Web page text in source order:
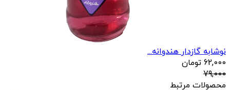
نوشابه گازدار هندوانه...
62,000 تومان
79,000
محصولات مرتبط